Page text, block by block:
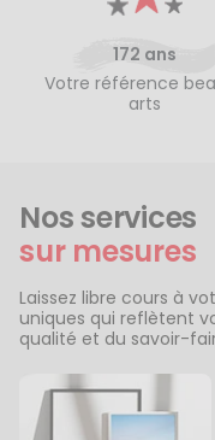
172 ans
Votre référence
arts
Nos services
sur mesures
Laissez libre cours à
uniques qui reflètent
qualité et du savoir-